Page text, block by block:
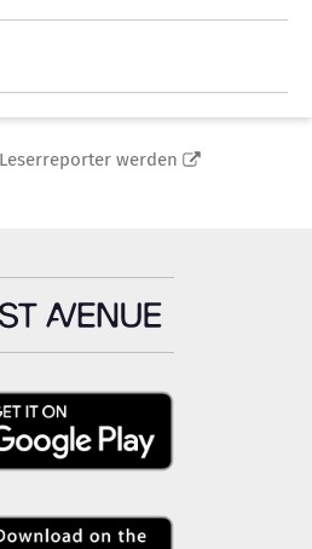
Leserreporter werden